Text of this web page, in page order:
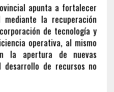
apunta a fortalecer
mediante la recuperación
de tecnología y
operativa, al mismo
la apertura de nuevas
desarrollo de recursos no